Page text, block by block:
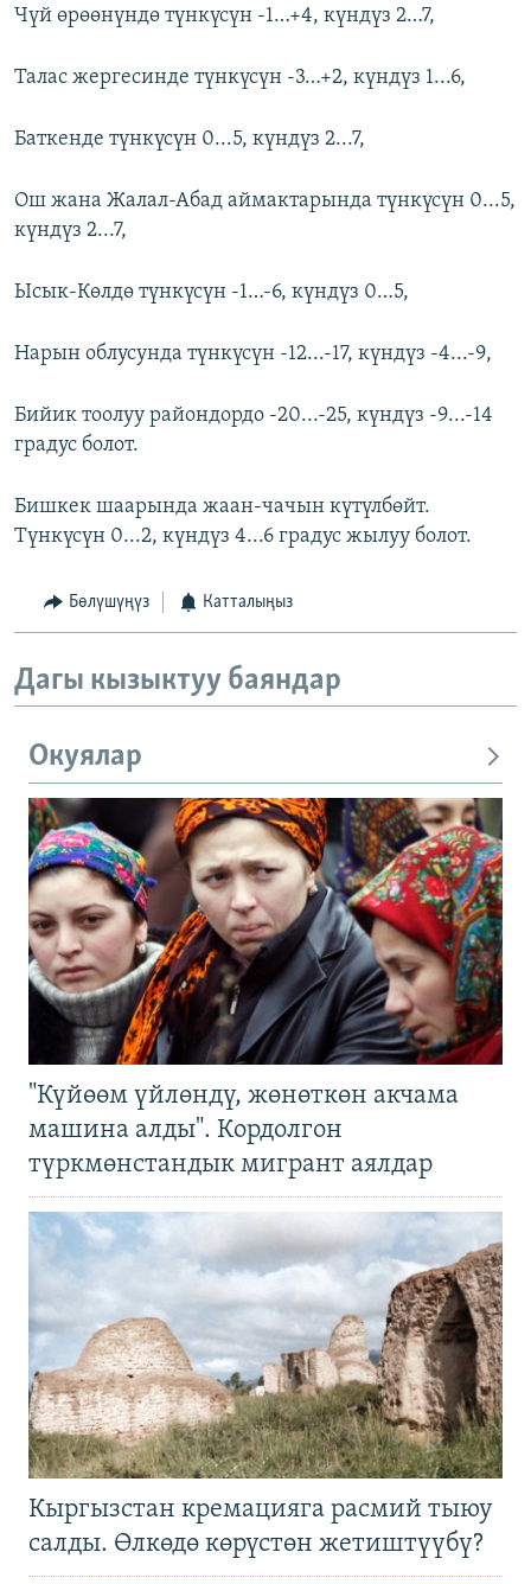
Чүй өрөөнүндө түнкүсүн -1…+4, күндүз 2…7,
Талас жергесинде түнкүсүн -3…+2, күндүз 1...6,
Баткенде түнкүсүн 0...5, күндүз 2...7,
Ош жана Жалал-Абад аймактарында түнкүсүн 0...5,
күндүз 2...7,
Ысык-Көлдө түнкүсүн -1…-6, күндүз 0…5,
Нарын облусунда түнкүсүн -12...-17, күндүз -4...-9,
Бийик тоолуу райондордо -20...-25, күндүз -9...-14
градус болот.
Бишкек шаарында жаан-чачын күтүлбөйт.
Түнкүсүн 0...2, күндүз 4...6 градус жылуу болот.
Бөлүшүңүз Катталыңыз
Дагы кызыктуу баяндар
Окуялар
"Күйөөм үйлөндү, жөнөткөн акчама
машина алды". Кордолгон
түркмөнстандык мигрант аялдар
Кыргызстан кремацияга расмий тыюу
салды. Өлкөдө көрүстөн жетиштүүбү?